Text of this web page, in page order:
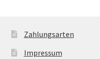
Zahlungsarten
Impressum